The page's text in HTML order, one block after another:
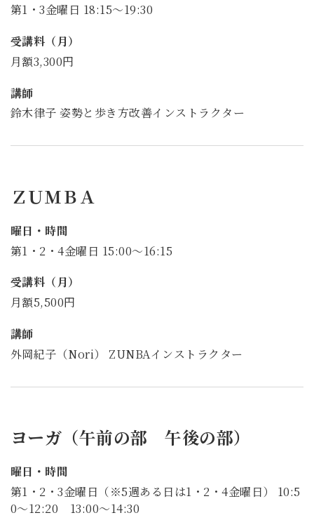
第1・3金曜日 18:15～19:30
受講料（月）
月額3,300円
講師
鈴木律子 姿勢と歩き方改善インストラクター
ＺＵＭＢＡ
曜日・時間
第1・2・4金曜日 15:00～16:15
受講料（月）
月額5,500円
講師
外岡紀子（Nori） ZUNBAインストラクター
ヨーガ（午前の部 午後の部）
曜日・時間
第1・2・3金曜日（※5週ある日は1・2・4金曜日） 10:5
0～12:20 13:00～14:30